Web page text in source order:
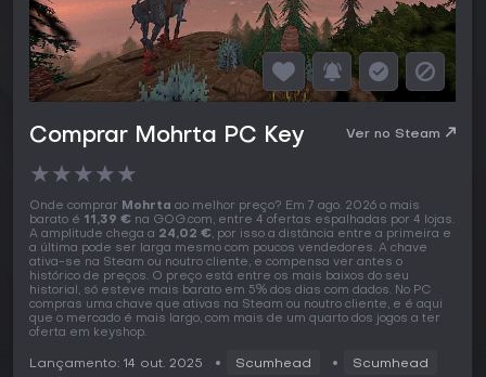
Comprar Mohrta PC Key Ver no Steam
★★★★★
Onde comprar Mohrta ao melhor preço? Em 7 ago. 2026 o mais
barato é 11,39 € na GOG.com, entre 4 ofertas espalhadas por 4 lojas.
A amplitude chega a 24,02 €, por isso a distância entre a primeira e
a última pode ser larga mesmo com poucos vendedores. A chave
ativa-se na Steam ou noutro cliente, e compensa ver antes o
histórico de preços. O preço está entre os mais baixos do seu
historial, só esteve mais barato em 5% dos dias com dados. No PC
compras uma chave que ativas na Steam ou noutro cliente, e é aqui
que o mercado é mais largo, com mais de um quarto dos jogos a ter
oferta em keyshop.
Lançamento: 14 out. 2025 Scumhead Scumhead